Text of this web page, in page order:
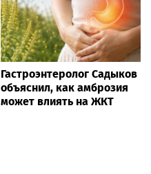
Гастроэнтеролог Садыков
объяснил, как амброзия
может влиять на ЖКТ